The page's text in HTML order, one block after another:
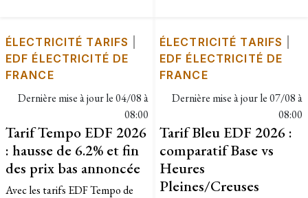
ÉLECTRICITÉ TARIFS
EDF ÉLECTRICITÉ DE
FRANCE
Dernière mise à jour le04/08 à
08:00
Tarif Tempo EDF 2026
: hausse de 6.2% et fin
des prix bas annoncée
Avec les tarifs EDF Tempo de
ÉLECTRICITÉ TARIFS
EDF ÉLECTRICITÉ DE
FRANCE
Dernière mise à jour le07/08 à
08:00
Tarif Bleu EDF 2026 :
comparatif Base vs
Heures
Pleines/Creuses